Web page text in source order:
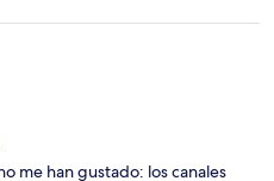
me han gustado: los canales